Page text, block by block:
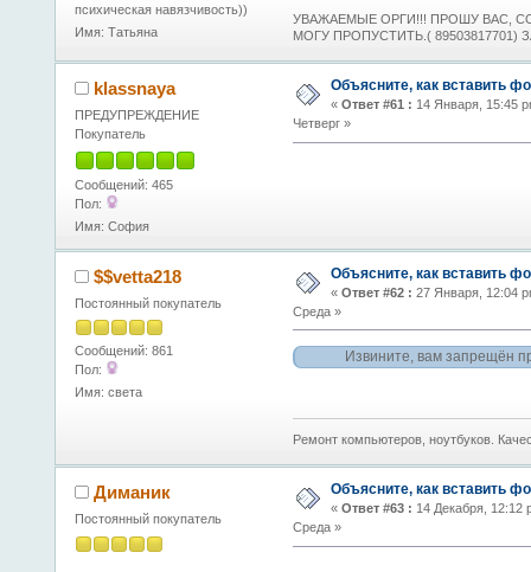
психическая навязчивость))
Имя: Татьяна
УВАЖАЕМЫЕ ОРГИ!!! ПРОШУ ВАС,
МОГУ ПРОПУСТИТЬ.( 89503817701)
klassnaya
ПРЕДУПРЕЖДЕНИЕ
Покупатель
Сообщений: 465
Пол:
Имя: София
Объясните, как вставить
« Ответ #61 : 14 Января, 15:45
Четверг »
$$vetta218
Постоянный покупатель
Сообщений: 861
Пол:
Имя: света
Объясните, как вставить
« Ответ #62 : 27 Января, 12:04
Среда »
Извините, вам запрещён
Ремонт компьютеров, ноутбуков.
Диманик
Постоянный покупатель
Объясните, как вставить
« Ответ #63 : 14 Декабря, 12:12
Среда »